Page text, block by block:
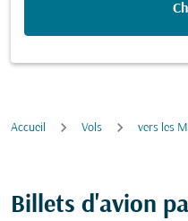
Accueil Vols vers les
Billets d'avion